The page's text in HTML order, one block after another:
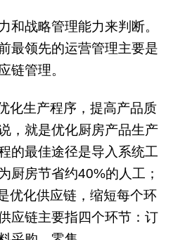
和战略管理能力来判断。
最领先的运营管理主要是
链管理。
化生产程序，提高产品质
，就是优化厨房产品生产
的最佳途径是导入系统工
厨房节省约40%的人工；
优化供应链，缩短每个环
应链主要指四个环节：订